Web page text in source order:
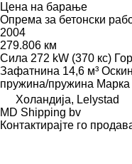
Цена на барање
Опрема за бетонски
2004
279.806 км
Сила 272 kW (370 кс)
Зафатнина 14,6 м³
пружина/пружина Марка
Холандија, Lelystad
MD Shipping bv
Контактирајте го